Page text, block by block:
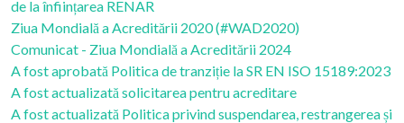
de la înființarea RENAR
Ziua Mondială a Acreditării 2020 (#WAD2020)
Comunicat - Ziua Mondială a Acreditării 2024
A fost aprobată Politica de tranziție la SR EN ISO 15189:2023
A fost actualizată solicitarea pentru acreditare
A fost actualizată Politica privind suspendarea, restrangerea și